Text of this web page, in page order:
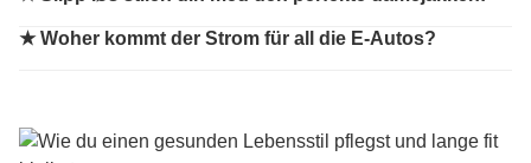
★Woher kommt der Strom für all die E-Autos?